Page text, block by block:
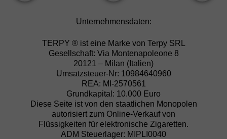
Unternehmensdaten:
TERPY ® ist eine Marke von Terpy SRL
Gesellschaft: Via Montenapoleone 8
20121 – Milan (Italien)
Umsatzsteuer-Nr: 10984640960
REA: MI-2570561
Grundkapital: 10.000 Euro
Diese Seite ist von den staatlichen Monopolen
autorisiert zum Online-Verkauf von
Flüssigkeiten für elektronische Zigaretten.
ADM Steuerlager: MIPLI0040